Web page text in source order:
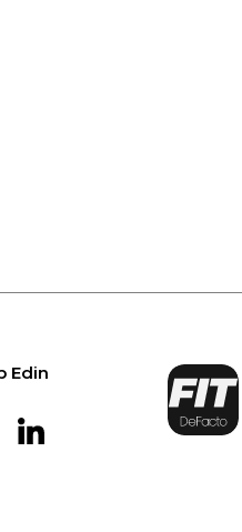
Edin